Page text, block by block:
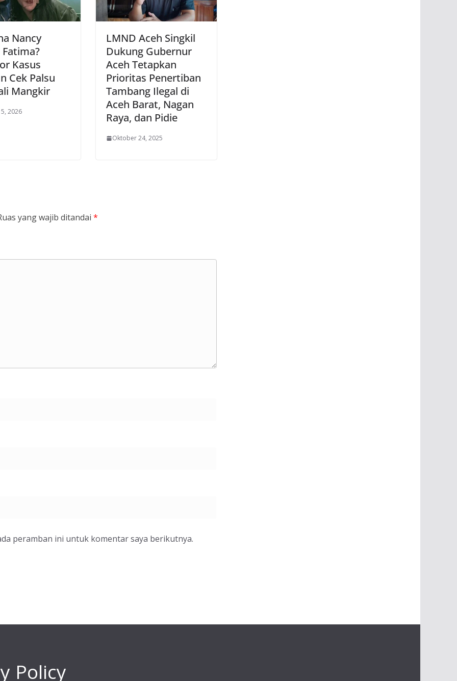
Nancy
Kasus
Cek Palsu
Mangkir
2026
LMND Aceh Singkil
Dukung Gubernur
Aceh Tetapkan
Prioritas Penertiban
Tambang Ilegal di
Aceh Barat, Nagan
Raya, dan Pidie
Oktober 24, 2025
yang wajib ditandai *
peramban ini untuk komentar saya berikutnya.
Policy